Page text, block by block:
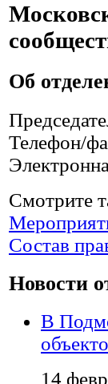
Об
Телефон/
Смотрите
Состав
Новости
В
14